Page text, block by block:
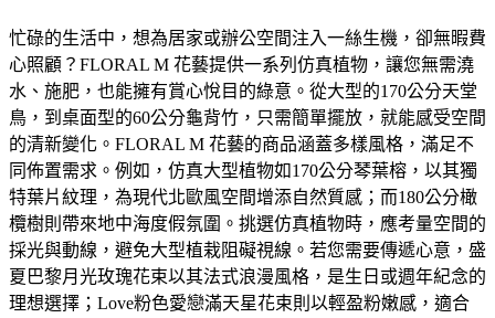
忙碌的生活中，想為居家或辦公空間注入一絲生機，卻無暇費
心照顧？FLORAL M 花藝提供一系列仿真植物，讓您無需澆
水、施肥，也能擁有賞心悅目的綠意。從大型的170公分天堂
鳥，到桌面型的60公分龜背竹，只需簡單擺放，就能感受空間
的清新變化。FLORAL M 花藝的商品涵蓋多樣風格，滿足不
同佈置需求。例如，仿真大型植物如170公分琴葉榕，以其獨
特葉片紋理，為現代北歐風空間增添自然質感；而180公分橄
欖樹則帶來地中海度假氛圍。挑選仿真植物時，應考量空間的
採光與動線，避免大型植栽阻礙視線。若您需要傳遞心意，盛
夏巴黎月光玫瑰花束以其法式浪漫風格，是生日或週年紀念的
理想選擇；Love粉色愛戀滿天星花束則以輕盈粉嫩感，適合